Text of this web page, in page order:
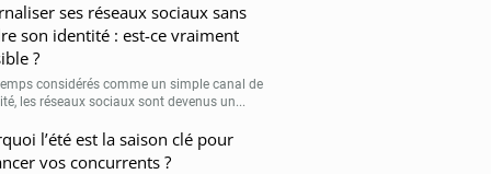
ses réseaux sociaux sans
son identité : est-ce vraiment
?
considérés comme un simple canal de
les réseaux sociaux sont devenus un...
l’été est la saison clé pour
vos concurrents ?